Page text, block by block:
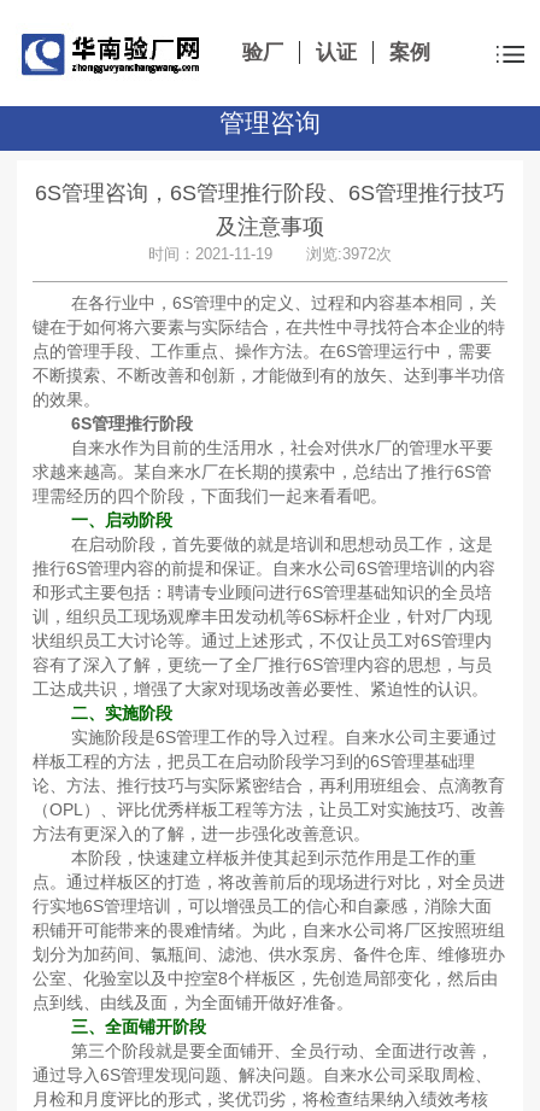
验厂 认证 案例
管理咨询
6S管理咨询，6S管理推行阶段、6S管理推行技巧
及注意事项
时间：2021-11-19 浏览:3972次
在各行业中，6S管理中的定义、过程和内容基本相同，关
键在于如何将六要素与实际结合，在共性中寻找符合本企业的特
点的管理手段、工作重点、操作方法。在6S管理运行中，需要
不断摸索、不断改善和创新，才能做到有的放矢、达到事半功倍
的效果。
6S管理推行阶段
自来水作为目前的生活用水，社会对供水厂的管理水平要
求越来越高。某自来水厂在长期的摸索中，总结出了推行6S管
理需经历的四个阶段，下面我们一起来看看吧。
一、启动阶段
在启动阶段，首先要做的就是培训和思想动员工作，这是
推行6S管理内容的前提和保证。自来水公司6S管理培训的内容
和形式主要包括：聘请专业顾问进行6S管理基础知识的全员培
训，组织员工现场观摩丰田发动机等6S标杆企业，针对厂内现
状组织员工大讨论等。通过上述形式，不仅让员工对6S管理内
容有了深入了解，更统一了全厂推行6S管理内容的思想，与员
工达成共识，增强了大家对现场改善必要性、紧迫性的认识。
二、实施阶段
实施阶段是6S管理工作的导入过程。自来水公司主要通过
样板工程的方法，把员工在启动阶段学习到的6S管理基础理
论、方法、推行技巧与实际紧密结合，再利用班组会、点滴教育
（OPL）、评比优秀样板工程等方法，让员工对实施技巧、改善
方法有更深入的了解，进一步强化改善意识。
本阶段，快速建立样板并使其起到示范作用是工作的重
点。通过样板区的打造，将改善前后的现场进行对比，对全员进
行实地6S管理培训，可以增强员工的信心和自豪感，消除大面
积铺开可能带来的畏难情绪。为此，自来水公司将厂区按照班组
划分为加药间、氯瓶间、滤池、供水泵房、备件仓库、维修班办
公室、化验室以及中控室8个样板区，先创造局部变化，然后由
点到线、由线及面，为全面铺开做好准备。
三、全面铺开阶段
第三个阶段就是要全面铺开、全员行动、全面进行改善，
通过导入6S管理发现问题、解决问题。自来水公司采取周检、
月检和月度评比的形式，奖优罚劣，将检查结果纳入绩效考核